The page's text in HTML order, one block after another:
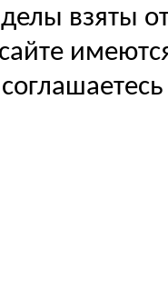
взяты